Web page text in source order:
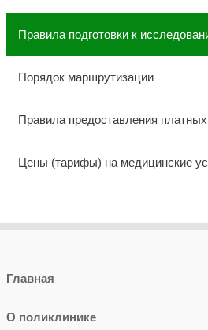
Правила подготовки к
Порядок маршрутизации
Правила предоставления платных
Цены (тарифы) на медицинские
Главная
О поликлинике